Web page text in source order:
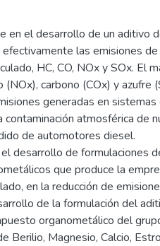
en el desarrollo de un aditivo
las emisiones
HC, CO, NOx y SOx. El
carbono (COx) y azufre
generadas en
contaminación atmosférica de
de automotores diesel.
desarrollo de formulaciones
que produce la
en la reducción de
de la formulación del
organometálico del
Berilio, Magnesio, Calcio,